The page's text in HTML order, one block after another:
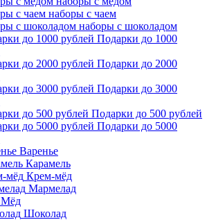
наборы с чаем
наборы с шоколадом
Подарки до 1000
Подарки до 2000
Подарки до 3000
Подарки до 500 рублей
Подарки до 5000
Варенье
Карамель
Крем-мёд
Мармелад
Мёд
Шоколад